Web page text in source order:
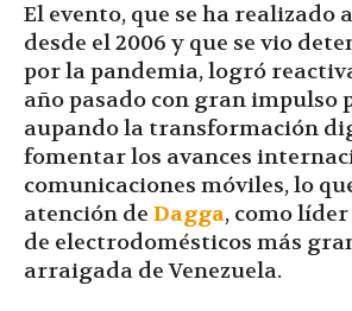
El evento, que se ha realizado
desde el 2006 y que se vio
por la pandemia, logró
año pasado con gran impulso
aupando la transformación
fomentar los avances
comunicaciones móviles, lo
atención de Dagga, como
de electrodomésticos más
arraigada de Venezuela.